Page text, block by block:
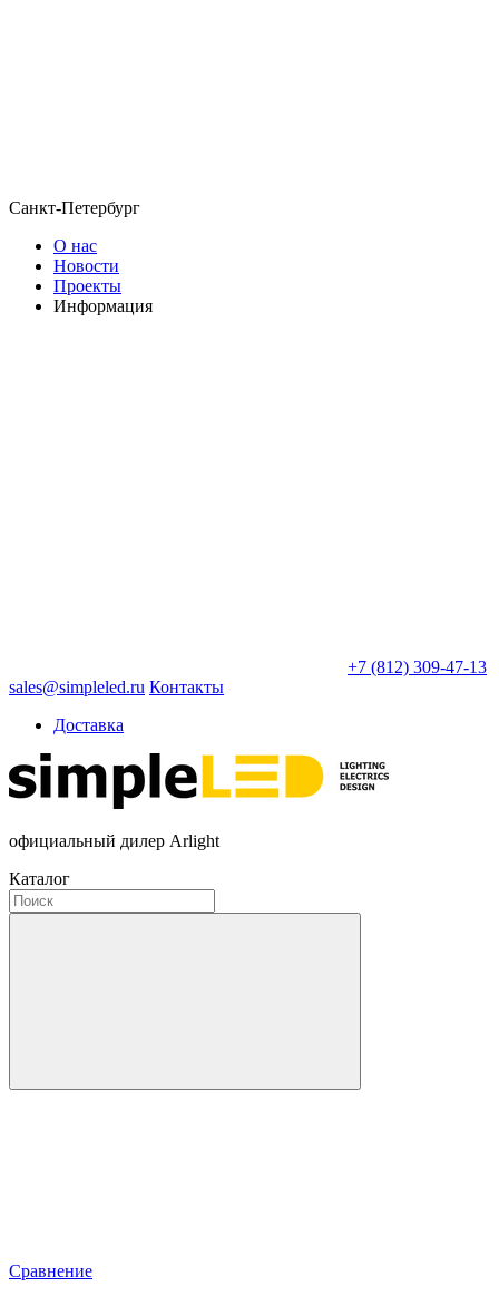
Санкт-Петербург
О нас
Новости
Проекты
Информация
+7 (812) 309-47-13
sales@simpleled.ru Контакты
Доставка
официальный дилер Arlight
Каталог
Сравнение